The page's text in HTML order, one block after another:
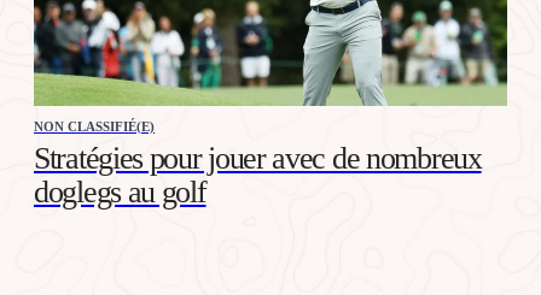
NON CLASSIFIÉ(E)
Stratégies pour jouer avec de nombreux
doglegs au golf